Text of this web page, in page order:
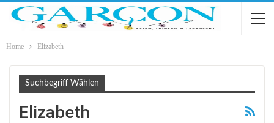
Home Elizabeth
Suchbegriff Wählen
Elizabeth